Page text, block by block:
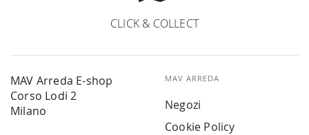
CLICK & COLLECT
MAV Arreda E-shop
Corso Lodi 2
Milano
MAV ARREDA
Negozi
Cookie Policy